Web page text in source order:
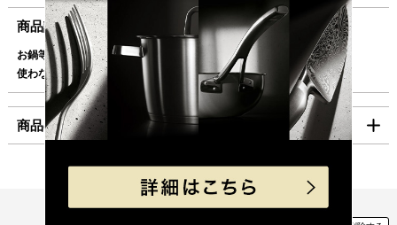
8月6日（木）迄の『ご注文及びご入金確認分』は8月7日
（金）迄に順次発送いたします。
上記日時以降のご注文及びご入金確認分につきましては、8月
17日（月）以降の発送となります。
ご迷惑をお掛けいたしますが、何卒ご了承賜りますよう
お願い申し上げます。
■配送料（税込）
北海道
東北・関東・信越・
北陸・中部・関西
840円
中国・四国 930円
1,980円
商品説明
お鍋等のサイズに合わせて伸縮自在にサイズが変えられる鍋敷きです。
使わないときはコンパクトにまとめて場所をとりません。
商品の仕様
高さ本体のみ(mm):23
重量（ｇ）:364